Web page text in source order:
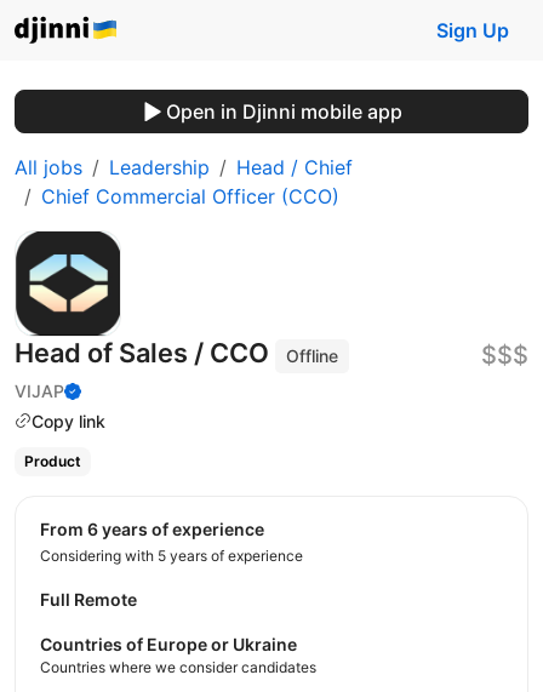
Sign Up
Open in Djinni mobile app
All jobs Leadership
Head / Chief
Chief Commercial Officer (CCO)
Head of Sales / CCO
Offline
VIJAP
Copy link
$$$
Product
from 6 years of experience
Considering with 5 years of experience
Full Remote
Countries of Europe or Ukraine
Countries where we consider candidates